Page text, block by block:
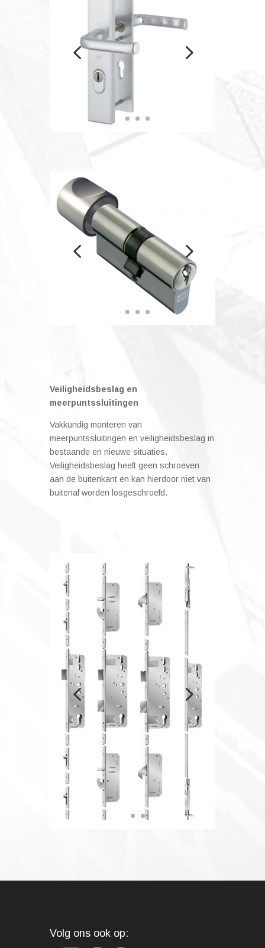
Veiligheidsbeslag en
meerpuntssluitingen
Vakkundig monteren van
meerpuntssluitingen en veiligheidsbeslag in
bestaande en nieuwe situaties.
Veiligheidsbeslag heeft geen schroeven
aan de buitenkant en kan hierdoor niet van
buitenaf worden losgeschroefd.
Volg ons ook op: